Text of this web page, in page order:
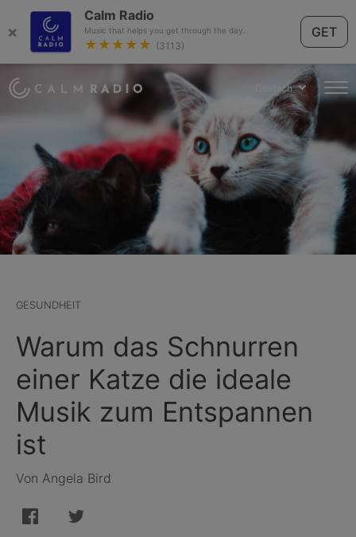
×
Calm Radio
Music that helps you get through the day.
★★★★★ (3113)
GET
Deutsch
GESUNDHEIT
Warum das Schnurren
einer Katze die ideale
Musik zum Entspannen
ist
Von Angela Bird